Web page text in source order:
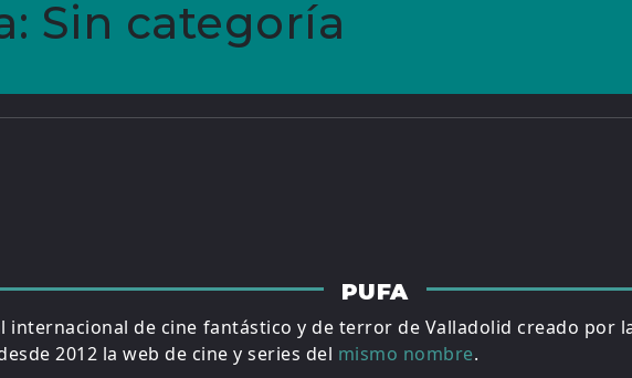
Sin categoría
PUFA
internacional de cine fantástico y de terror de Valladolid creado por
2012 la web de cine y series del mismo nombre.